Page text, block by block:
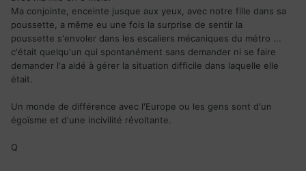
Ma conjointe, enceinte jusque aux yeux, avec notre fille dans sa
poussette, a même eu une fois la surprise de sentir la
poussette s'envoler dans les escaliers mécaniques du métro ...
c'était quelqu'un qui spontanément sans demander ni se faire
demander l'a aidé à gérer la situation difficile dans laquelle elle
était.
Un monde de différence avec l'Europe ou les gens sont d'un
égoïsme et d'une incivilité révoltante.
Q